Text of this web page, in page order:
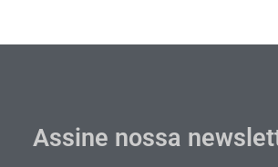
Assine nossa